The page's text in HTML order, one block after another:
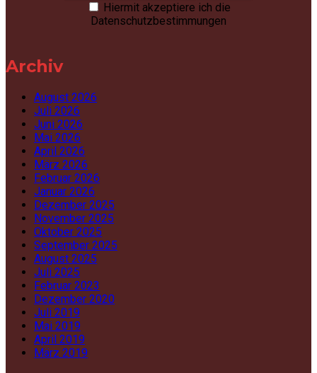
Hiermit akzeptiere ich die
Datenschutzbestimmungen
Archiv
August 2026
Juli 2026
Juni 2026
Mai 2026
April 2026
März 2026
Februar 2026
Januar 2026
Dezember 2025
November 2025
Oktober 2025
September 2025
August 2025
Juli 2025
Februar 2023
Dezember 2020
Juli 2019
Mai 2019
April 2019
März 2019